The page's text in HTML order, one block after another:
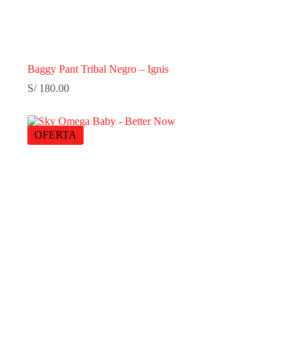
Baggy Pant Tribal Negro – Ignis
S/180.00
OFERTA